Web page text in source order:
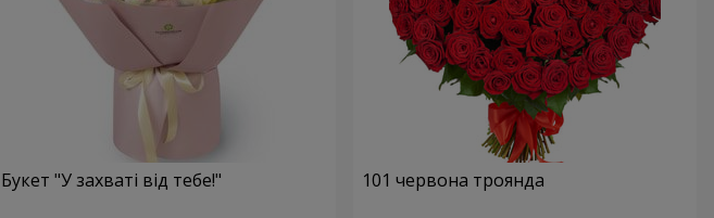
Букет "У захваті від тебе!" 101 червона троянда